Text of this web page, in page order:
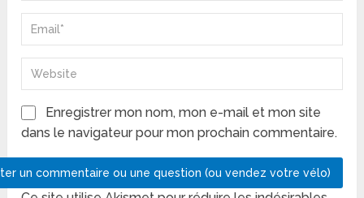
Enregistrer mon nom, mon e-mail et mon site
dans le navigateur pour mon prochain commentaire.